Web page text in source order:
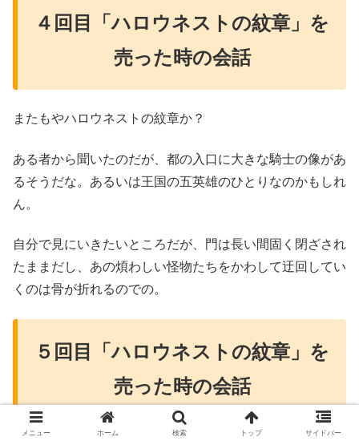
４回目「ハロウネストの紋章」を
売った時の会話
またもやハロウネストの紋章か？
ある者から聞いたのだが、都の入口に大きな騎士の像があ
るそうだな。あるいは王国の五英雄のひとりなのかもしれ
ん。
自分で見にいきたいところだが、門は長い間固く閉ざされ
たままだし、あの煩わしい怪物たちをかわして迂回してい
くのは骨が折れるのでの。
５回目「ハロウネストの紋章」を
売った時の会話
メニュー ホーム 検索 トップ サイドバー